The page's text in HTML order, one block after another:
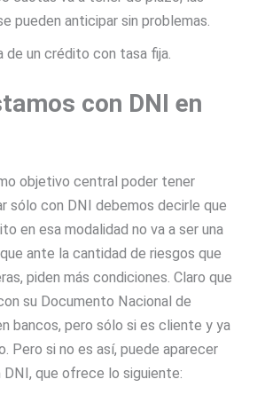
pueden anticipar sin problemas.
de un crédito con tasa fija.
con DNI en
objetivo central poder tener
sólo con DNI debemos decirle que
en esa modalidad no va a ser una
ante la cantidad de riesgos que
piden más condiciones. Claro que
su Documento Nacional de
bancos, pero sólo si es cliente y ya
Pero si no es así, puede aparecer
DNI, que ofrece lo siguiente: